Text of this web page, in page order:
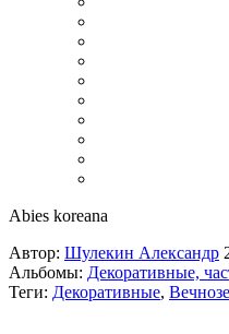
Abies koreana
Автор: Шулекин Александр
Альбомы: Декоративные,
Теги: Декоративные,